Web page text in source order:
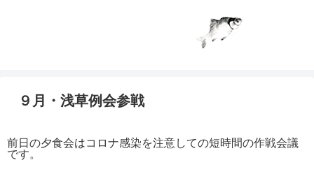
９月・浅草例会参戦
前日の夕食会はコロナ感染を注意しての短時間の作戦会議
です。